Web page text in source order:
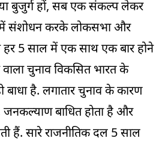
बुजुर्ग हों, सब एक संकल्प लेकर
संशोधन करके लोकसभा और
हर 5 साल में एक साथ एक बार होने
वाला चुनाव विकसित भारत के
बाधा है. लगातार चुनाव के कारण
जनकल्याण बाधित होता है और
हैं. सारे राजनीतिक दल 5 साल